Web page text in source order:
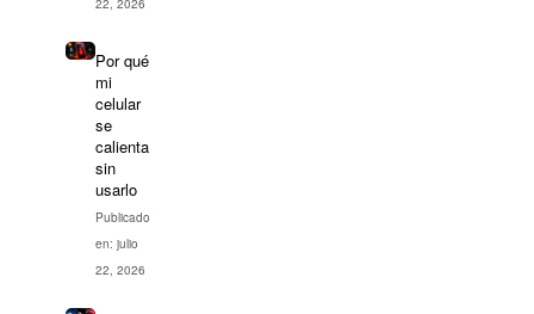
22, 2026
Por qué
mi
celular
se
calienta
sin
usarlo
Publicado
en: julio
22, 2026